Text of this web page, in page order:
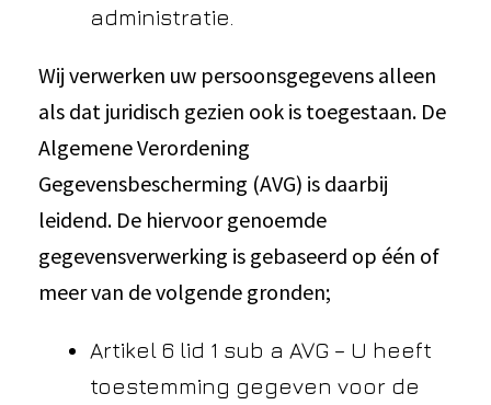
administratie.
Wij verwerken uw persoonsgegevens alleen
als dat juridisch gezien ook is toegestaan. De
Algemene Verordening
Gegevensbescherming (AVG) is daarbij
leidend. De hiervoor genoemde
gegevensverwerking is gebaseerd op één of
meer van de volgende gronden;
Artikel 6 lid 1 sub a AVG – U heeft
toestemming gegeven voor de